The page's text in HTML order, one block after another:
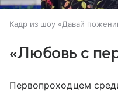
Кадр из шоу «Давай
«Любовь с
Первопроходцем